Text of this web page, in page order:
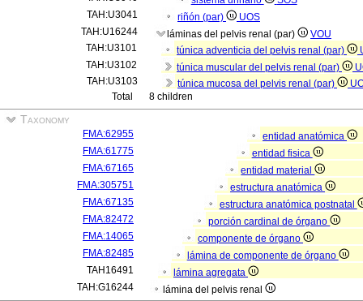
TAH:U3041
riñón (par)
UOS
TAH:U16244
láminas del pelvis renal (par)
VOU
TAH:U3101
túnica adventicia del pelvis renal (par)
TAH:U3102
túnica muscular del pelvis renal (par)
TAH:U3103
túnica mucosa del pelvis renal (par)
Total
8 children
Taxonomy
FMA:62955
entidad anatómica
FMA:61775
entidad fisica
FMA:67165
entidad material
FMA:305751
estructura anatómica
FMA:67135
estructura anatómica postnatal
FMA:82472
porción cardinal de órgano
FMA:14065
componente de órgano
FMA:82485
lámina de componente de órgano
TAH16491
lámina agregata
TAH:G16244
lámina del pelvis renal